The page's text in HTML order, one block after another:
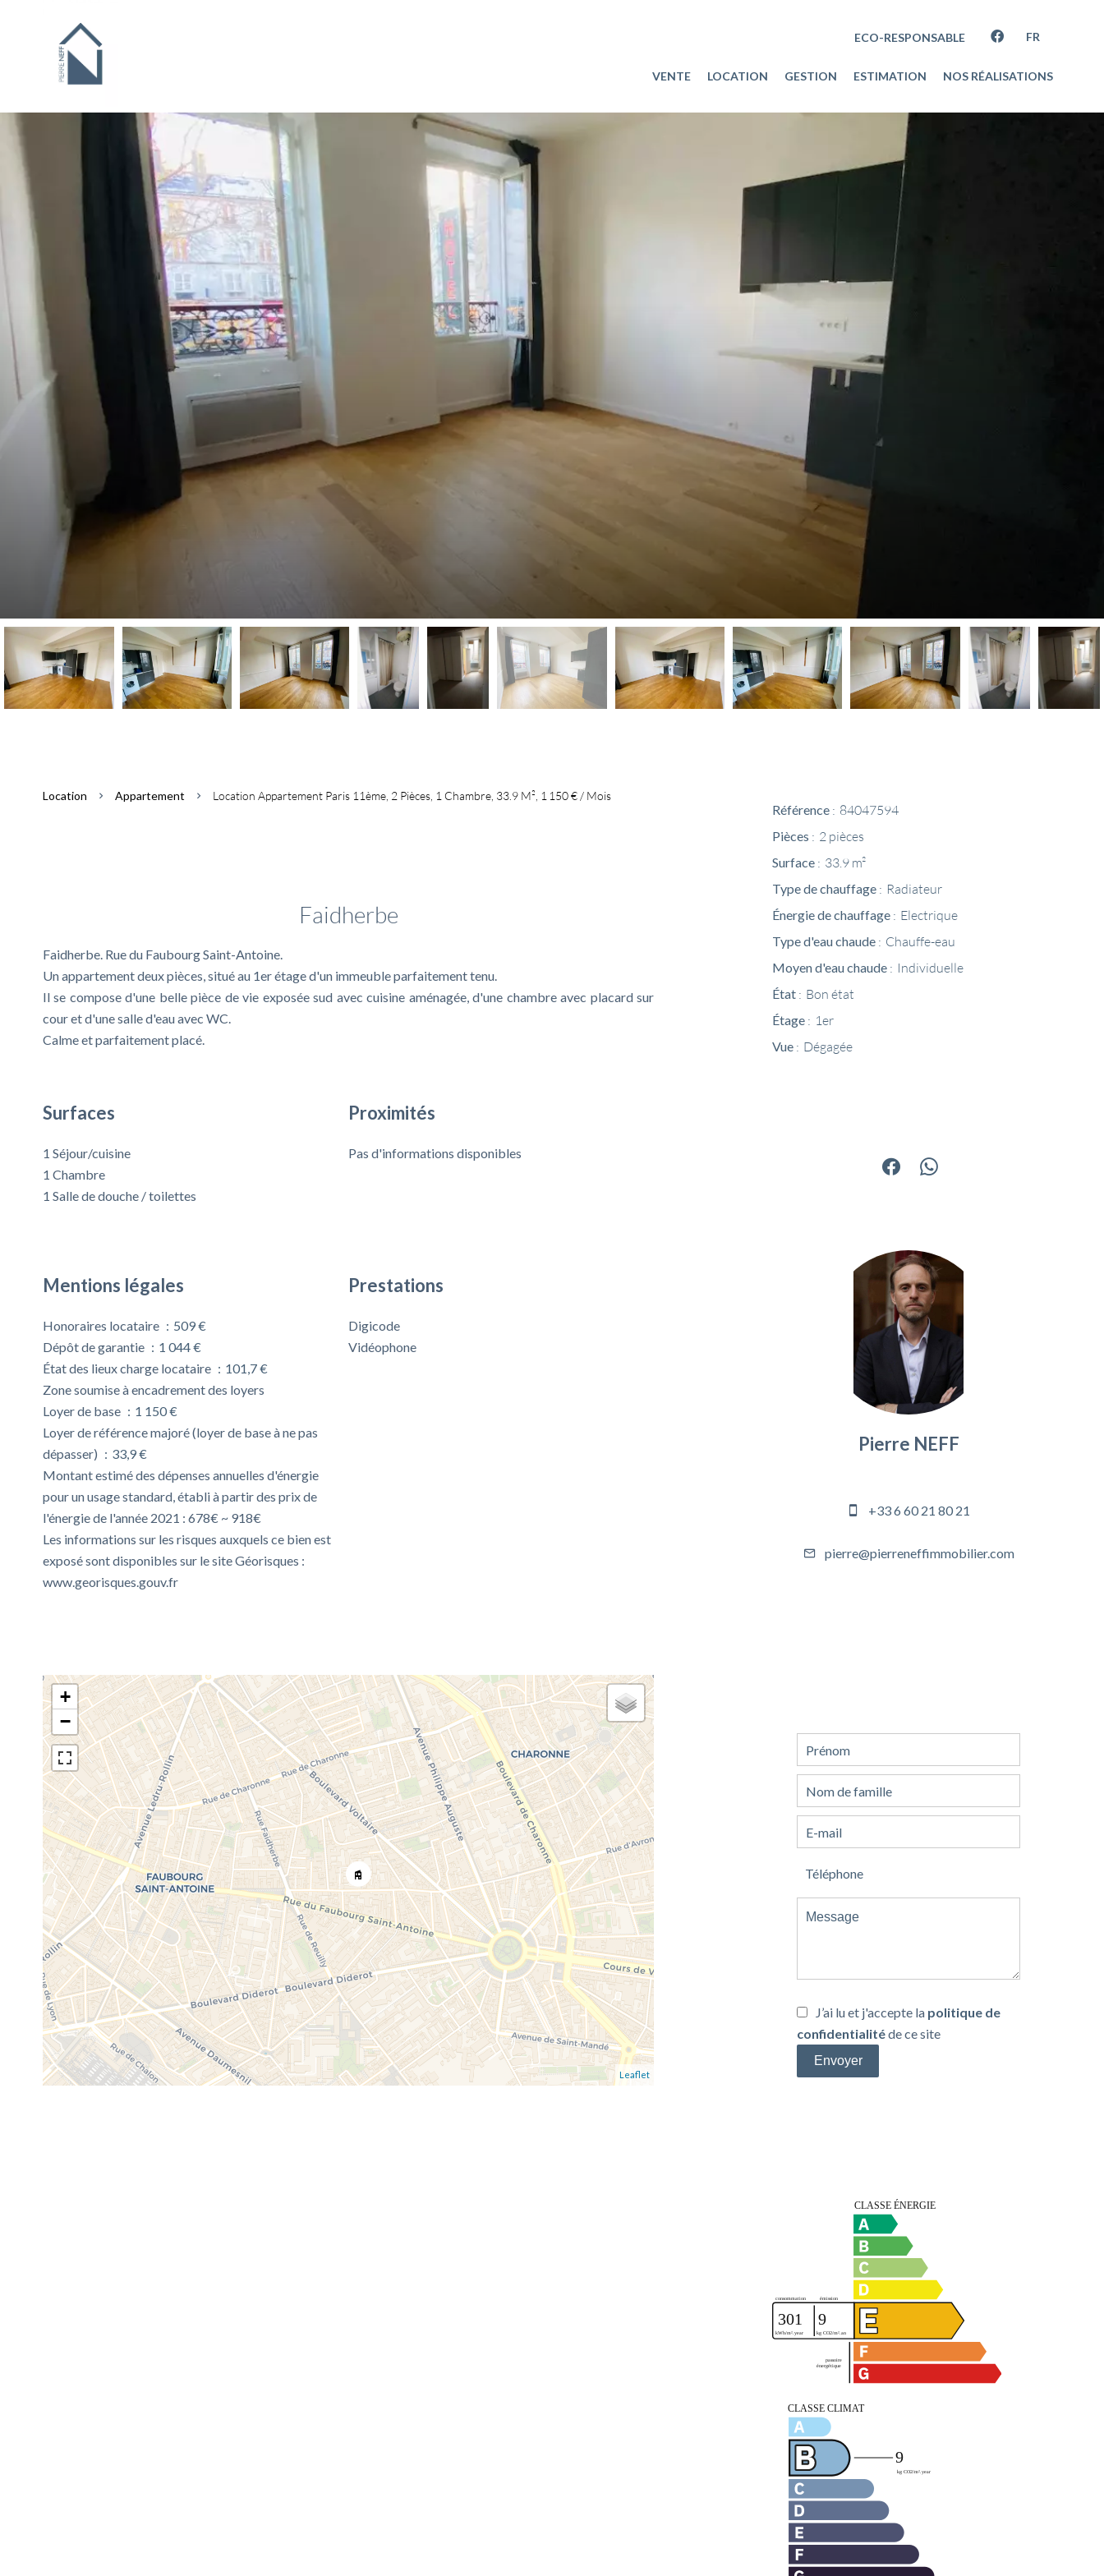
ECO-RESPONSABLE FR
VENTE LOCATION GESTION ESTIMATION NOS RÉALISATIONS
Location Appartement Location Appartement Paris 11ème, 2 Pièces, 1 Chambre, 33.9 M², 1 150 € / Mois
Faidherbe
Faidherbe. Rue du Faubourg Saint-Antoine.
Un appartement deux pièces, situé au 1er étage d'un immeuble parfaitement tenu.
Il se compose d'une belle pièce de vie exposée sud avec cuisine aménagée, d'une chambre avec placard sur
cour et d'une salle d'eau avec WC.
Calme et parfaitement placé.
Surfaces
1 Séjour/cuisine
1 Chambre
1 Salle de douche / toilettes
Proximités
Pas d'informations disponibles
Mentions légales
Honoraires locataire
509 €
Dépôt de garantie
1 044 €
État des lieux charge locataire
101,7 €
Zone soumise à encadrement des loyers
Loyer de base
1 150 €
Loyer de référence majoré (loyer de base à ne pas
dépasser)
33,9 €
Montant estimé des dépenses annuelles d'énergie
pour un usage standard, établi à partir des prix de
l'énergie de l'année 2021 : 678€ ~ 918€
Les informations sur les risques auxquels ce bien est
exposé sont disponibles sur le site Géorisques :
www.georisques.gouv.fr
Prestations
Digicode
Vidéophone
+
−
Leaflet
Référence 84047594
Pièces 2 pièces
Surface 33.9 m²
Type de chauffage Radiateur
Énergie de chauffage Electrique
Type d'eau chaude Chauffe-eau
Moyen d'eau chaude Individuelle
État Bon état
Étage 1er
Vue Dégagée
Pierre NEFF
+33 6 60 21 80 21
pierre@pierreneffimmobilier.com
J’ai lu et j'accepte la politique de
confidentialitéde ce site
Envoyer